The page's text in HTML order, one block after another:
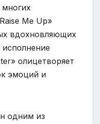
Me Up»
вдохновляющих
олицетворяет
эмоций и
одним из